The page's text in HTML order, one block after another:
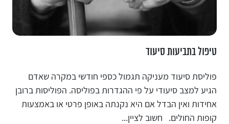
טיפול בתביעות סיעוד
פוליסת סיעוד מעניקה תגמול כספי חודשי במקרה שאדם
הגיע למצב סיעודי על פי ההגדרות בפוליסה. הפוליסות ברובן
אחידות ואין הבדל אם היא נקנתה באופן פרטי או באמצעות
קופות החולים. חשוב לציין...